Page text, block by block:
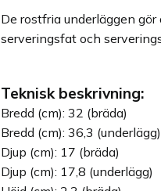
De rostfria underläggen
serveringsfat och
Teknisk beskrivning:
Bredd (cm): 32 (bräda)
Bredd (cm): 36,3 (underlägg)
Djup (cm): 17 (bräda)
Djup (cm): 17,8 (underlägg)